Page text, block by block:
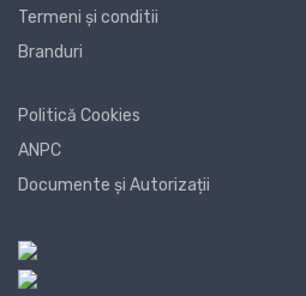
Termeni și conditii
Branduri
Politică Cookies
ANPC
Documente și Autorizații